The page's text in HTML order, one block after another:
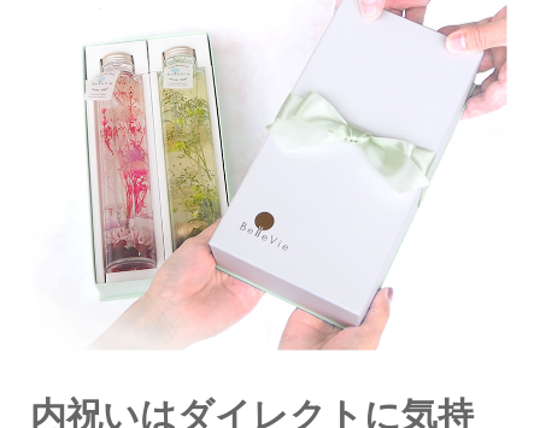
内祝いはダイレクトに気持